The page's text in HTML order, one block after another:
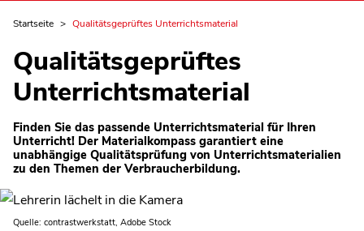
Startseite Qualitätsgeprüftes Unterrichtsmaterial
Qualitätsgeprüftes
Unterrichtsmaterial
Finden Sie das passende Unterrichtsmaterial für Ihren
Unterricht! Der Materialkompass garantiert eine
unabhängige Qualitätsprüfung von Unterrichtsmaterialien
zu den Themen der Verbraucherbildung.
Quelle: contrastwerkstatt, Adobe Stock